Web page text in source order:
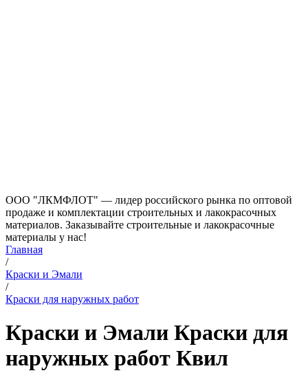
ООО "ЛКМФЛОТ" — лидер российского рынка по оптовой
продаже и комплектации строительных и лакокрасочных
материалов. Заказывайте строительные и лакокрасочные
материалы у нас!
Главная
/
Краски и Эмали
/
Краски для наружных работ
Краски и Эмали Краски для
наружных работ Квил